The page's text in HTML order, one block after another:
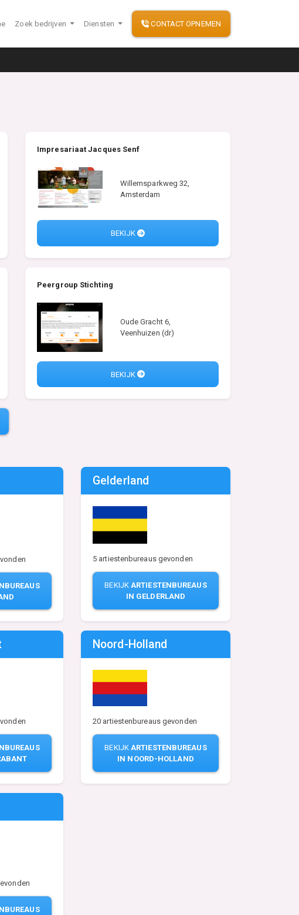
Zoek bedrijven Diensten CONTACT OPNEMEN
Impresariaat Jacques Senf
Willemsparkweg 32,
Amsterdam
BEKIJK
Peergroup Stichting
Oude Gracht 6,
Veenhuizen (dr)
BEKIJK
Gelderland
5 artiestenbureaus gevonden
BEKIJK ARTIESTENBUREAUS
IN GELDERLAND
Noord-Holland
20 artiestenbureaus gevonden
BEKIJK ARTIESTENBUREAUS
IN NOORD-HOLLAND